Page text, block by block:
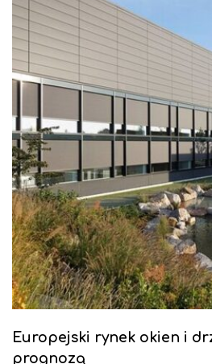
Europejski rynek okien i
prognozą